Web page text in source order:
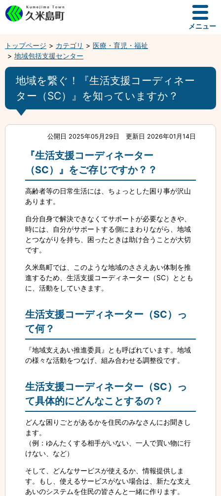
メニュー
トップページ カテゴリ
医療・育児・福祉
地域包括支援センター
地域を繋ぐ！『生活支援コーディネー
ター（SC）』を知っていますか？
公開日 2025年05月29日 更新日 2026年01月14日
『生活支援コーディネーター
（SC）』をご存じですか？？
高齢者等の日常生活には、ちょっとした困り事が沢山
あります。
自分自身で解決できなくてサポートが必要なときや、
時には、自分がサポートする側にまわりながら、地域
とつながりを持ち、困ったときは助け合うことが大切
です。
久米島町では、このような地域のささえあい体制を推
進するため、生活支援コーディネーター（SC）ととも
に、活動をしていきます。
生活支援コーディネーター（SC）っ
て何？
『地域支えあい推進委員』とも呼ばれています。地域
の様々な活動をつなげ、組み合わせる調整役です。
生活支援コーディネーター（SC）っ
て具体的にどんなことするの？
どんな困りごとがあるかを住民のみなさんにお聞きし
ます。
（例：ゆんたくする相手がいない、一人で買い物に行
けない、など）
そして、どんなサービスが使えるか、情報提供しま
す。もし、使えるサービスがない場合は、新たな支え
あいのシステムを住民の皆さんと一緒に作ります。